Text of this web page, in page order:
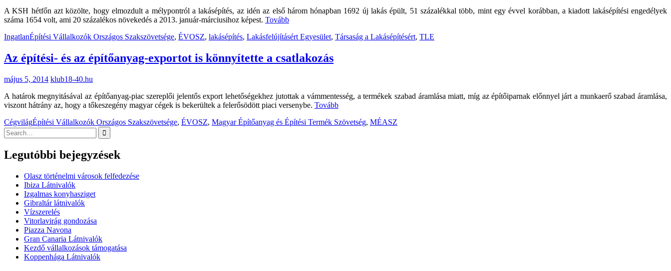
A KSH hétfőn azt közölte, hogy elmozdult a mélypontról a lakásépítés, az idén az első három hónapban 1692 új lakás épült, 51 százalékkal több, mint egy évvel korábban, a kiadott lakásépítési engedélyek
száma 1654 volt, ami 20 százalékos növekedés a 2013. január-márciusihoz képest. Tovább
IngatlanÉpítési Vállalkozók Országos Szakszövetsége, ÉVOSZ, lakásépítés, Lakásfelújításért Egyesület, Társaság a Lakásépítésért, TLE
Az építési- és az építőanyag-exportot is könnyítette a csatlakozás
május 5, 2014 klub18-40.hu
A határok megnyitásával az építőanyag-piac szereplői jelentős export lehetőségekhez jutottak a vámmentesség, a termékek szabad áramlása miatt, míg az építőiparnak előnnyel járt a munkaerő szabad áramlása,
viszont hátrány az, hogy a tőkeszegény magyar cégek is bekerültek a felerősödött piaci versenybe. Tovább
CégvilágÉpítési Vállalkozók Országos Szakszövetsége, ÉVOSZ, Magyar Építőanyag és Építési Termék Szövetség, MÉASZ
Search
for:
Legutóbbi bejegyzések
Olasz történelmi városok felfedezése
Ibiza Látnivalók
Izgalmas konyhasziget
Gibraltár látnivalók
Vízszerelés
Vitorlavirág gondozása
Piazza Navona
Gran Canaria Látnivalók
Kezdő vállalkozások támogatása
Koppenhága Látnivalók